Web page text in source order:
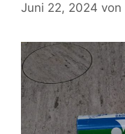
Juni 22, 2024 von